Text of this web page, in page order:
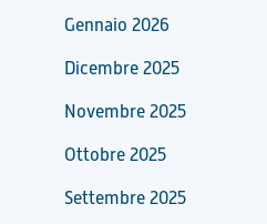
Gennaio 2026
Dicembre 2025
Novembre 2025
Ottobre 2025
Settembre 2025